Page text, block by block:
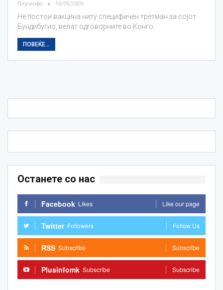
Плусинфо 16/05/2026
Не постои вакцина ниту специфичен третман за сојот
Бундибугио, велат одговорните во Конго.
ПОВЕЌЕ...
Останете со нас
Facebook Likes Like our page
Twitter Followers Follow Us
RSS Subscribe Subscribe
Plusinfomk Subscribe Subscribe